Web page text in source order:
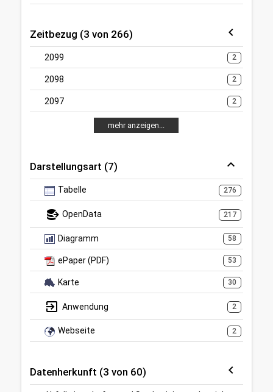
Zeitbezug (3 von 266)
2099 2
2098 2
2097 2
mehr anzeigen...
Darstellungsart (7)
Tabelle 276
OpenData 217
Diagramm 58
ePaper (PDF) 53
Karte 30
Anwendung 2
Webseite 2
Datenherkunft (3 von 60)